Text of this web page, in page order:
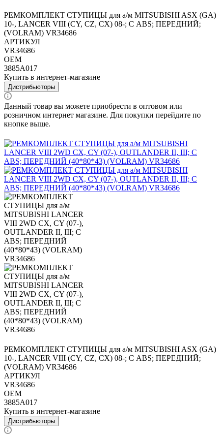
РЕМКОМПЛЕКТ СТУПИЦЫ для а/м MITSUBISHI ASX (GA)
10-, LANCER VIII (CY, CZ, CX) 08-; С ABS; ПЕРЕДНИЙ;
(VOLRAM) VR34686
АРТИКУЛ
VR34686
OEM
3885A017
Купить в интернет-магазине
Дистрибьюторы
Данный товар вы можете приобрести в оптовом или
розничном интернет магазине. Для покупки перейдите по
кнопке выше.
РЕМКОМПЛЕКТ СТУПИЦЫ для а/м MITSUBISHI ASX (GA)
10-, LANCER VIII (CY, CZ, CX) 08-; С ABS; ПЕРЕДНИЙ;
(VOLRAM) VR34686
АРТИКУЛ
VR34686
OEM
3885A017
Купить в интернет-магазине
Дистрибьюторы